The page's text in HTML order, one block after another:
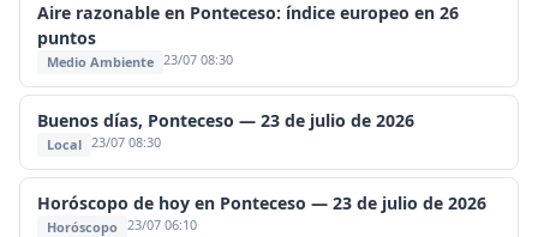
Aire razonable en Ponteceso: índice europeo en 26
puntos
Medio Ambiente 23/07 08:30
Buenos días, Ponteceso — 23 de julio de 2026
Local 23/07 08:30
Horóscopo de hoy en Ponteceso — 23 de julio de 2026
Horóscopo 23/07 06:10